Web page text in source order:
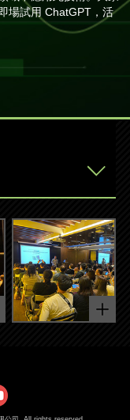
場試用 ChatGPT，活